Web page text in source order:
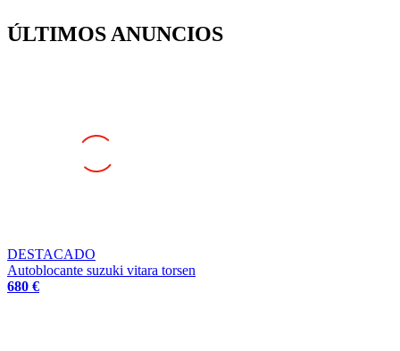
Autoblocante suzuki vitara torsen
680 €